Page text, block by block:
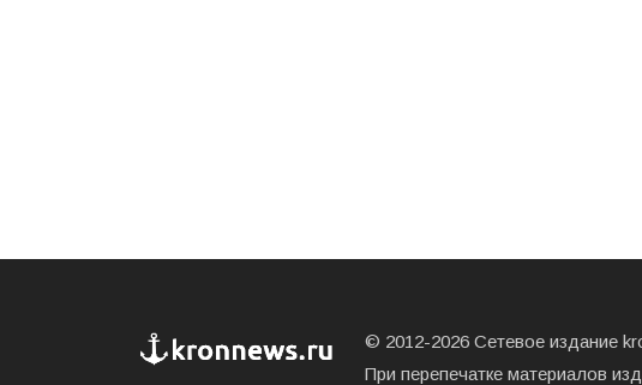
© 2012-2026 Сетевое издание
При перепечатке материалов